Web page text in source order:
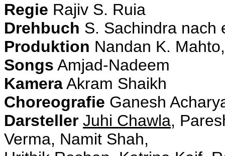
Regie Rajiv S. Ruia
Drehbuch S. Sachindra nach
Produktion Nandan K.
Songs Amjad-Nadeem
KameraAkram Shaikh
Choreografie Ganesh
Darsteller Juhi Chawla,
Verma, Namit Shah,